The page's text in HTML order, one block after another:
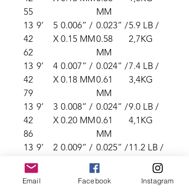
55
MM
13
42
62
9’
5
X
0.006” /
0.15 MM
0.023” /
0.58
MM
5.9 LB /
2,7KG
13
42
79
9’
4
X
0.007” /
0.18 MM
0.024” /
0.61
MM
7.4 LB /
3,4KG
13
42
86
9’
3
X
0.008” /
0.20 MM
0.024” /
0.61
MM
9.0 LB /
4,1KG
13
42
93
9’
2 0.009” /
0.23 MM
0.025” /
0.64
MM
11.2 LB /
0.010” / 0.025” /
13.9 LB /
Email Facebook Instagram